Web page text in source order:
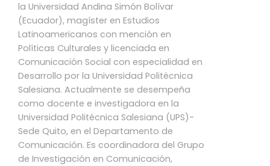
la Universidad Andina Simón Bolívar
(Ecuador), magíster en Estudios
Latinoamericanos con mención en
Políticas Culturales y licenciada en
Comunicación Social con especialidad en
Desarrollo por la Universidad Politécnica
Salesiana. Actualmente se desempeña
como docente e investigadora en la
Universidad Politécnica Salesiana (UPS)-
Sede Quito, en el Departamento de
Comunicación. Es coordinadora del Grupo
de Investigación en Comunicación,